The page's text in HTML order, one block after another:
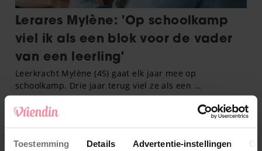
Toestemming Details Advertentie-instellingen